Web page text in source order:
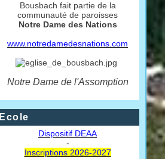
Bousbach fait partie de la
communauté de paroisses
Notre Dame des Nations
www.notredamedesnations.com
Notre Dame de l'Assomption
Ecole
Dispositif DEAA
-
Inscriptions 2026-2027